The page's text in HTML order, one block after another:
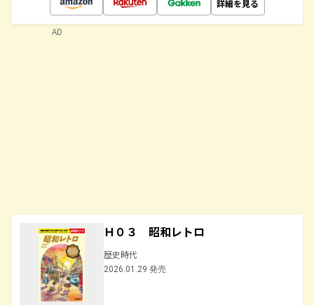
詳細を見る
Ｈ０３ 昭和レトロ
歴史時代
2026.01.29 発売
AD